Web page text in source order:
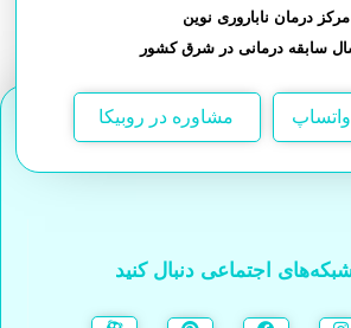
مرکز درمان ناباروری نوین
مشاوره در روبیکا
اجتماعی دنبال کنید